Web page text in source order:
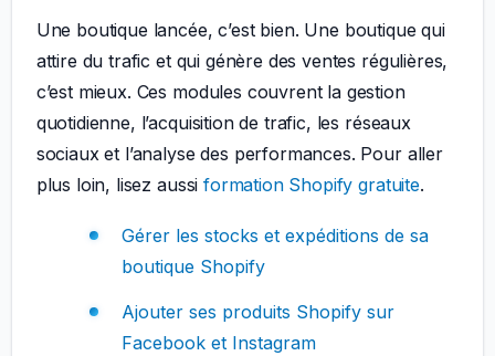
Une boutique lancée, c’est bien. Une boutique qui
attire du trafic et qui génère des ventes régulières,
c’est mieux. Ces modules couvrent la gestion
quotidienne, l’acquisition de trafic, les réseaux
sociaux et l’analyse des performances. Pour aller
plus loin, lisez aussiformation Shopify gratuite.
Gérer les stocks et expéditions de sa
boutique Shopify
Ajouter ses produits Shopify sur
Facebook et Instagram